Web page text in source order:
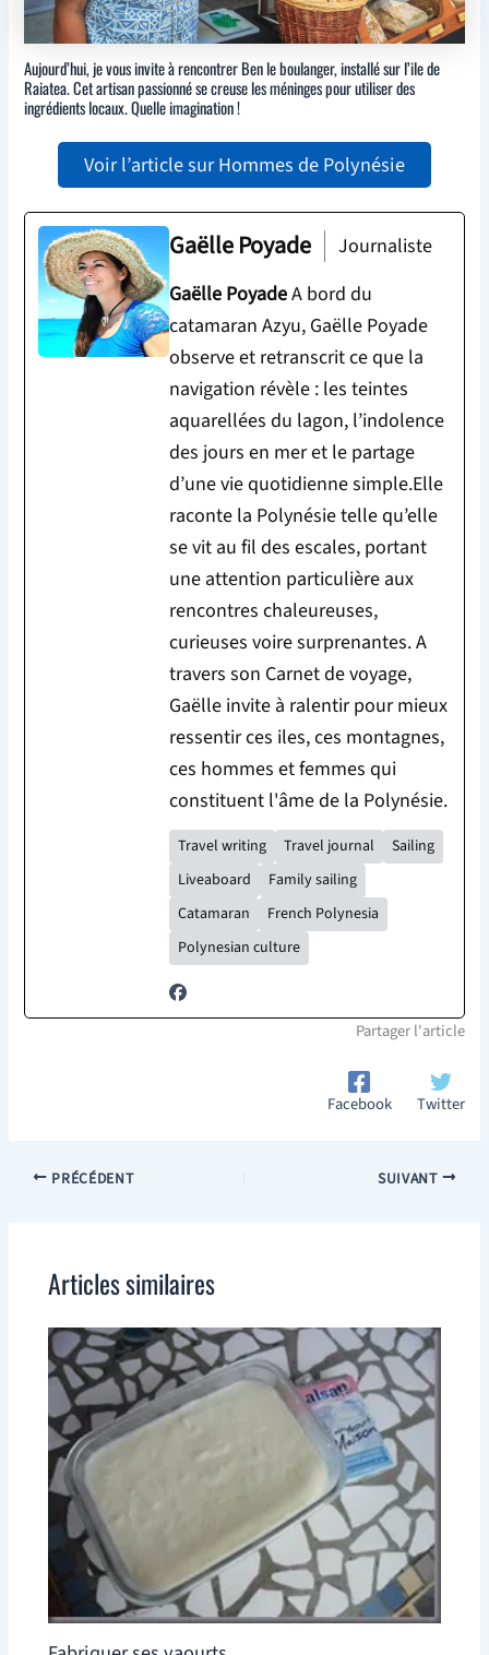
Aujourd’hui, je vous invite à rencontrer Ben le boulanger, installé sur l’ile de
Raiatea. Cet artisan passionné se creuse les méninges pour utiliser des
ingrédients locaux. Quelle imagination !
Voir l’article sur Hommes de Polynésie
Gaëlle Poyade
Journaliste
Gaëlle PoyadeA bord du
catamaran Azyu, Gaëlle Poyade
observe et retranscrit ce que la
navigation révèle : les teintes
aquarellées du lagon, l’indolence
des jours en mer et le partage
d’une vie quotidienne simple.Elle
raconte la Polynésie telle qu’elle
se vit au fil des escales, portant
une attention particulière aux
rencontres chaleureuses,
curieuses voire surprenantes. A
travers son Carnet de voyage,
Gaëlle invite à ralentir pour mieux
ressentir ces iles, ces montagnes,
ces hommes et femmes qui
constituent l'âme de la Polynésie.
Travel writing Travel journal
Sailing
Liveaboard
Family sailing
Catamaran
French Polynesia
Polynesian culture
Partager l'article
Facebook Twitter
PRÉCÉDENT SUIVANT
Articles similaires